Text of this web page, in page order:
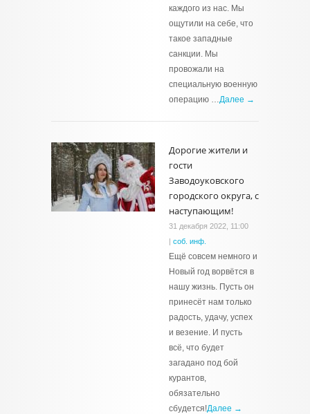
каждого из нас. Мы
ощутили на себе, что
такое западные
санкции. Мы
провожали на
специальную военную
операцию …Далее →
Дорогие жители и
гости
Заводоуковского
городского округа, с
наступающим!
31 декабря 2022, 11:00
| соб. инф.
Ещё совсем немного и
Новый год ворвётся в
нашу жизнь. Пусть он
принесёт нам только
радость, удачу, успех
и везение. И пусть
всё, что будет
загадано под бой
курантов,
обязательно
сбудется!Далее →